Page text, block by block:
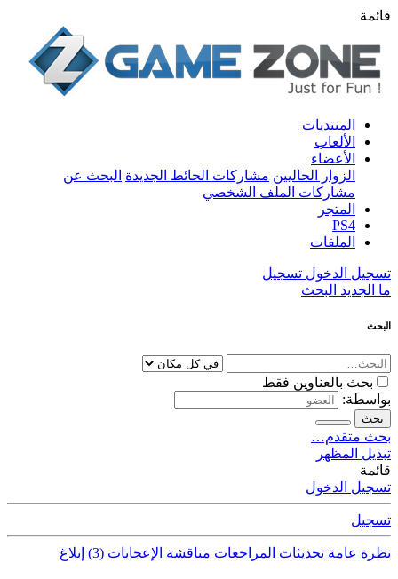
قائمة
المنتديات
الألعاب
الأعضاء
الزوار الحاليين مشاركات الحائط الجديدة البحث عن
مشاركات الملف الشخصي
المتجر
PS4
الملفات
تسجيل الدخول تسجيل
ما الجديد البحث
البحث
بحث بالعناوين فقط
بواسطة:
بحث
بحث متقدم…
تبديل المظهر
قائمة
تسجيل الدخول
تسجيل
نظرة عامة تحديثات المراجعات مناقشة الإعجابات (3) إبلاغ